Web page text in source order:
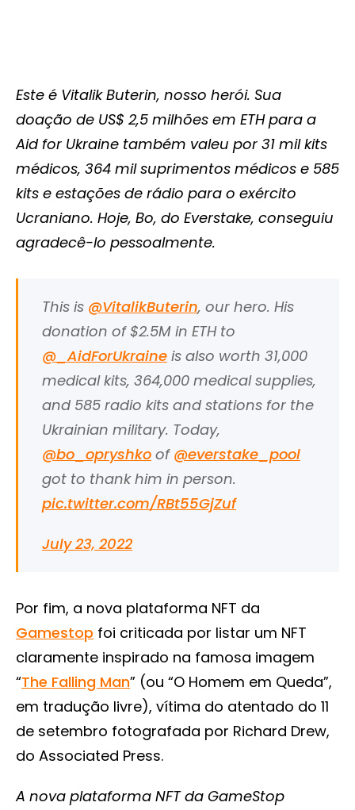
Este é Vitalik Buterin, nosso herói. Sua
doação de US$ 2,5 milhões em ETH para a
Aid for Ukraine também valeu por 31 mil kits
médicos, 364 mil suprimentos médicos e 585
kits e estações de rádio para o exército
Ucraniano. Hoje, Bo, do Everstake, conseguiu
agradecê-lo pessoalmente.
This is @VitalikButerin, our hero. His
donation of $2.5M in ETH to
@_AidForUkraine is also worth 31,000
medical kits, 364,000 medical supplies,
and 585 radio kits and stations for the
Ukrainian military. Today,
@bo_opryshko of @everstake_pool
got to thank him in person.
pic.twitter.com/RBt55GjZuf
July 23, 2022
Por fim, a nova plataforma NFT da
Gamestop foi criticada por listar um NFT
claramente inspirado na famosa imagem
“The Falling Man” (ou “O Homem em Queda”,
em tradução livre), vítima do atentado do 11
de setembro fotografada por Richard Drew,
do Associated Press.
A nova plataforma NFT da GameStop